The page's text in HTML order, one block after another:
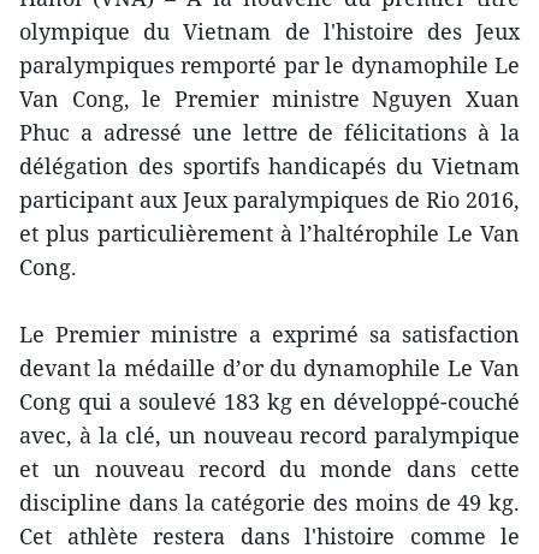
olympique du Vietnam de l'histoire ​des Jeux
paralympiques ​remporté par le dynamophile Le
Van Cong, le Premier ministre Nguyen Xuan
Phuc a adressé une lettre de félicitations à la
délégation des sportifs handicapés du Vietnam
participant aux Jeux paralympiques de Rio 2016,
et plus particulièrement à l’haltérophile Le Van
Cong.
Le Premier ministre a exprimé sa ​satisfaction
devant la médaille d’or du dynamophile Le Van
Cong qui a soulev​é 183 kg ​en développé-couché
avec, à la clé, un nouveau record paralympique
et un nouveau record du monde dans cette
discipline dans la catégorie des moins de 49 kg.
Cet athlète restera dans l'histoire comme le